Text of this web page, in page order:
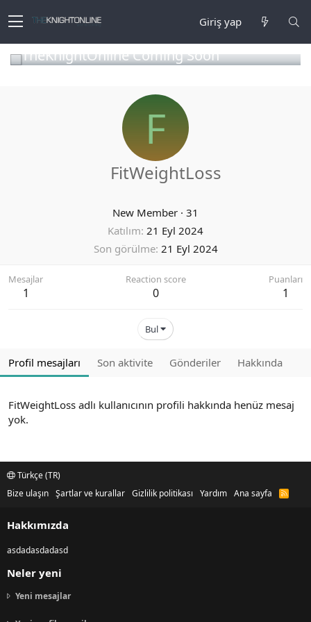
Giriş yap
TheKnightOnline Coming Soon
F
FitWeightLoss
New Member · 31
Katılım 21 Eyl 2024
Son görülme 21 Eyl 2024
Mesajlar
1
Reaction score
0
Puanları
1
Bul
Profil mesajları Son aktivite Gönderiler Hakkında
FitWeightLoss adlı kullanıcının profili hakkında henüz mesaj
yok.
Türkçe (TR)
Bize ulaşın Şartlar ve kurallar Gizlilik politikası Yardım Ana sayfa
R
Hakkımızda
asdadasdadasd
Neler yeni
Yeni mesajlar